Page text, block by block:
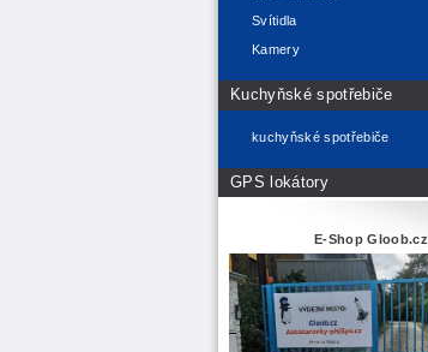
Svítidla
Kamery
Kuchyňské spotřebiče
kuchyňské spotřebiče
GPS lokátory
E-Shop Gloob.cz